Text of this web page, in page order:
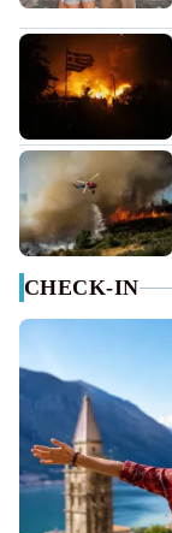
CHECK-IN